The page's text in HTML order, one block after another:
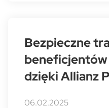
Bezpieczne
beneficjentów
dzięki Allianz
06.02.2025